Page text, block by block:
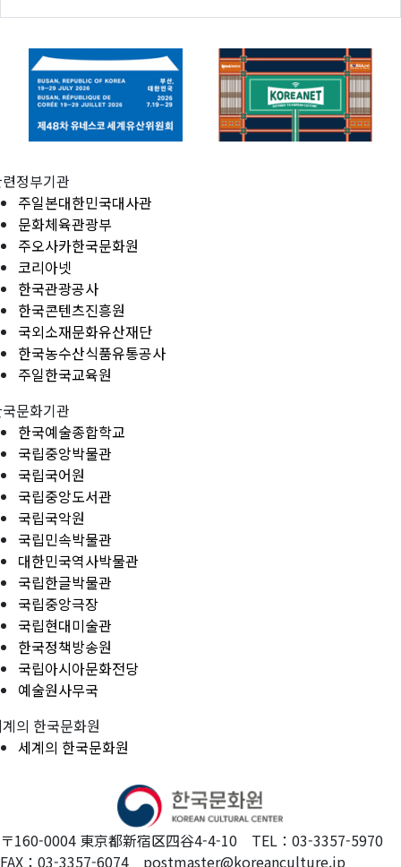
정부기관
주일본대한민국대사관
문화체육관광부
주오사카한국문화원
코리아넷
한국관광공사
한국콘텐츠진흥원
국외소재문화유산재단
한국농수산식품유통공사
주일한국교육원
문화기관
한국예술종합학교
국립중앙박물관
국립국어원
국립중앙도서관
국립국악원
국립민속박물관
대한민국역사박물관
국립한글박물관
국립중앙극장
국립현대미술관
한국정책방송원
국립아시아문화전당
예술원사무국
의 한국문화원
세계의 한국문화원
〒160-0004 東京都新宿区四谷4-4-10 TEL：03-3357-5970
FAX：03-3357-6074 postmaster@koreanculture.jp